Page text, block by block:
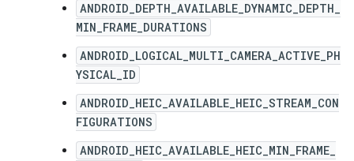
ANDROID_DEPTH_AVAILABLE_DYNAMIC_DEPTH_
MIN_FRAME_DURATIONS
ANDROID_LOGICAL_MULTI_CAMERA_ACTIVE_PH
YSICAL_ID
ANDROID_HEIC_AVAILABLE_HEIC_STREAM_CON
FIGURATIONS
ANDROID_HEIC_AVAILABLE_HEIC_MIN_FRAME_